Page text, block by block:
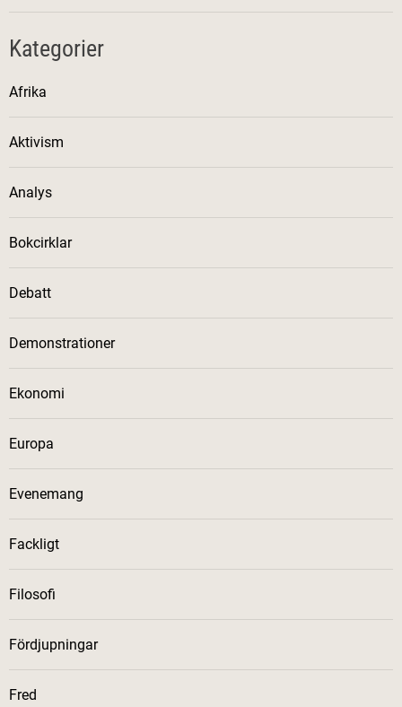
Kategorier
Afrika
Aktivism
Analys
Bokcirklar
Debatt
Demonstrationer
Ekonomi
Europa
Evenemang
Fackligt
Filosofi
Fördjupningar
Fred